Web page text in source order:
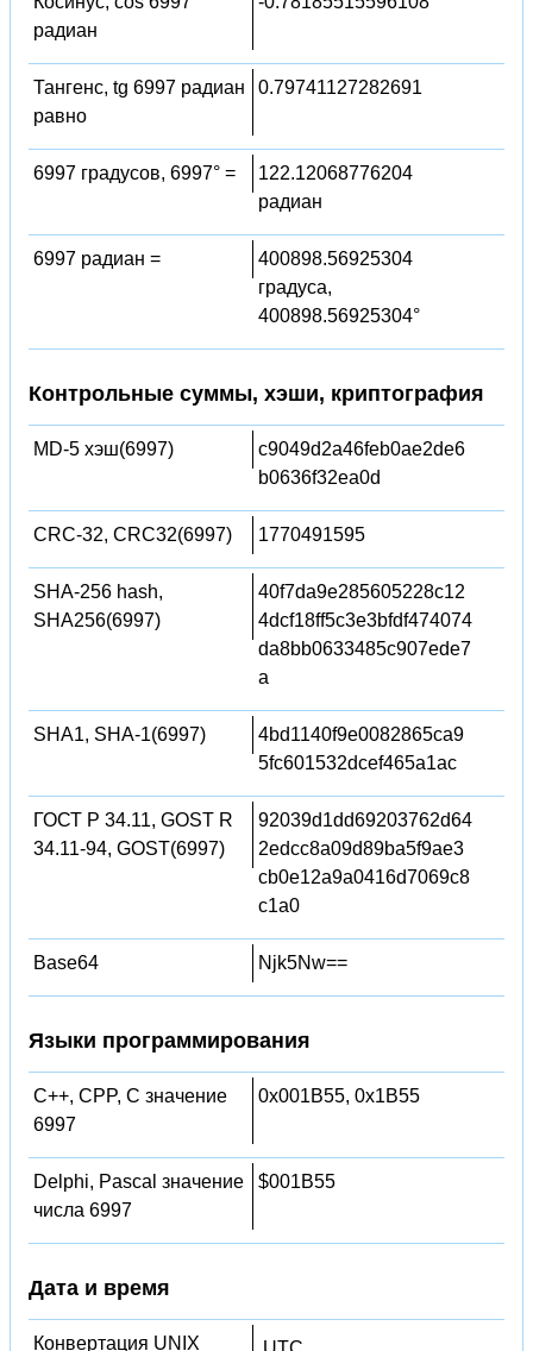
радиан
Тангенс, tg 6997 радиан
равно
0.79741127282691
6997 градусов, 6997° =
122.12068776204
радиан
6997 радиан =
400898.56925304
градуса,
400898.56925304°
Контрольные суммы, хэши, криптография
MD-5 хэш(6997)
c9049d2a46feb0ae2de6
b0636f32ea0d
CRC-32, CRC32(6997) 1770491595
SHA-256 hash,
SHA256(6997)
40f7da9e285605228c12
4dcf18ff5c3e3bfdf474074
da8bb0633485c907ede7
a
SHA1, SHA-1(6997)
4bd1140f9e0082865ca9
5fc601532dcef465a1ac
ГОСТ Р 34.11, GOST R
34.11-94, GOST(6997)
92039d1dd69203762d64
2edcc8a09d89ba5f9ae3
cb0e12a9a0416d7069c8
c1a0
Base64 Njk5Nw==
Языки программирования
C++, CPP, C значение
6997
0x001B55, 0x1B55
Delphi, Pascal значение
числа 6997
$001B55
Дата и время
Конвертация UNIX